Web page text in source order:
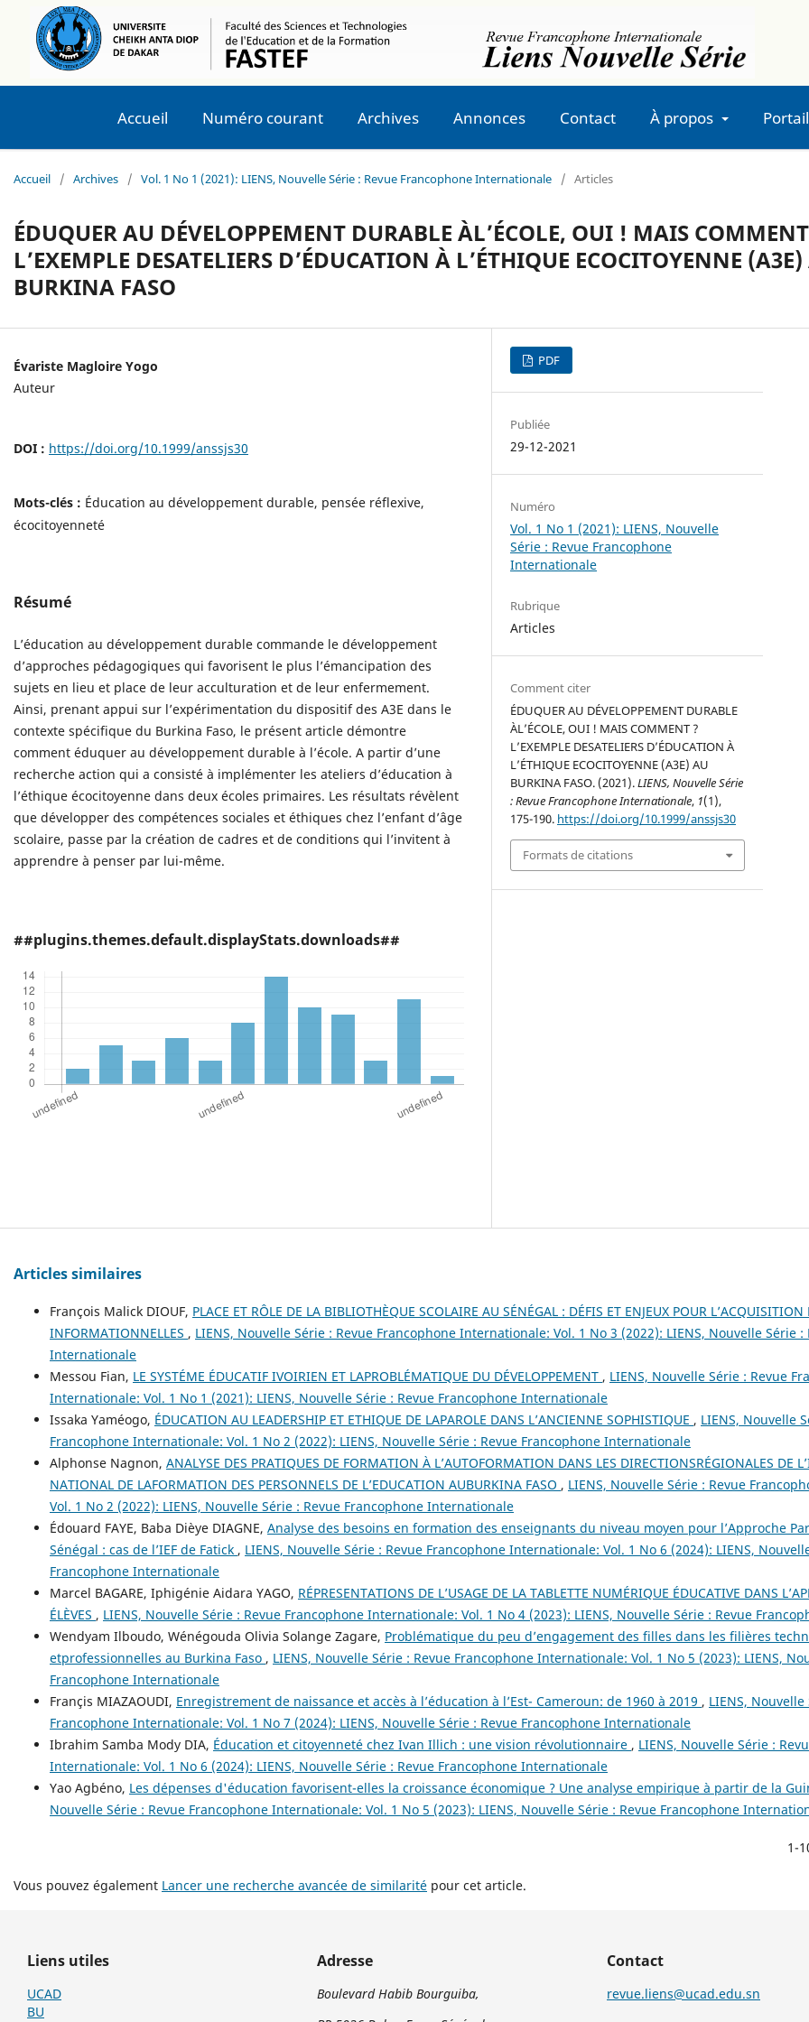
Accueil Numéro courant Archives Annonces Contact À propos
Accueil / Archives / Vol. 1 No 1 (2021): LIENS, Nouvelle Série : Revue Francophone Internationale / Articles
ÉDUQUER AU DÉVELOPPEMENT DURABLE ÀL’ÉCOLE, OUI ! MAIS
L’EXEMPLE DESATELIERS D’ÉDUCATION À L’ÉTHIQUE ECOCITOYENNE
BURKINA FASO
Évariste Magloire Yogo
Auteur
DOI : https://doi.org/10.1999/anssjs30
Mots-clés : Éducation au développement durable, pensée réflexive,
écocitoyenneté
Résumé
L’éducation au développement durable commande le développement
d’approches pédagogiques qui favorisent le plus l’émancipation des
sujets en lieu et place de leur acculturation et de leur enfermement.
Ainsi, prenant appui sur l’expérimentation du dispositif des A3E dans le
contexte spécifique du Burkina Faso, le présent article démontre
comment éduquer au développement durable à l’école. A partir d’une
recherche action qui a consisté à implémenter les ateliers d’éducation à
l’éthique écocitoyenne dans deux écoles primaires. Les résultats révèlent
que développer des compétences sociales et éthiques chez l’enfant d’âge
scolaire, passe par la création de cadres et de conditions qui l’invitent à
apprendre à penser par lui-même.
##plugins.themes.default.displayStats.downloads##
PDF
Publiée
29-12-2021
Numéro
Vol. 1 No 1 (2021): LIENS, Nouvelle
Série : Revue Francophone
Internationale
Rubrique
Articles
Comment citer
ÉDUQUER AU DÉVELOPPEMENT DURABLE
ÀL’ÉCOLE, OUI ! MAIS COMMENT ?
L’EXEMPLE DESATELIERS D’ÉDUCATION À
L’ÉTHIQUE ECOCITOYENNE (A3E) AU
BURKINA FASO. (2021).LIENS, Nouvelle Série
: Revue Francophone Internationale, 1(1),
175-190. https://doi.org/10.1999/anssjs30
Formats de citations
Articles similaires
François Malick DIOUF, PLACE ET RÔLE DE LA BIBLIOTHÈQUE SCOLAIRE AU SÉNÉGAL : DÉFIS ET ENJEUX POUR L’ACQUISITION
INFORMATIONNELLES , LIENS, Nouvelle Série : Revue Francophone Internationale: Vol. 1 No 3 (2022): LIENS, Nouvelle Série
Internationale
Messou Fian, LE SYSTÉME ÉDUCATIF IVOIRIEN ET LAPROBLÉMATIQUE DU DÉVELOPPEMENT , LIENS, Nouvelle Série : Revue
Internationale: Vol. 1 No 1 (2021): LIENS, Nouvelle Série : Revue Francophone Internationale
Issaka Yaméogo, ÉDUCATION AU LEADERSHIP ET ETHIQUE DE LAPAROLE DANS L’ANCIENNE SOPHISTIQUE , LIENS, Nouvelle
Francophone Internationale: Vol. 1 No 2 (2022): LIENS, Nouvelle Série : Revue Francophone Internationale
Alphonse Nagnon, ANALYSE DES PRATIQUES DE FORMATION À L’AUTOFORMATION DANS LES DIRECTIONSRÉGIONALES DE
NATIONAL DE LAFORMATION DES PERSONNELS DE L’EDUCATION AUBURKINA FASO , LIENS, Nouvelle Série : Revue
Vol. 1 No 2 (2022): LIENS, Nouvelle Série : Revue Francophone Internationale
Édouard FAYE, Baba Dièye DIAGNE, Analyse des besoins en formation des enseignants du niveau moyen pour l’Approche
Sénégal : cas de l’IEF de Fatick , LIENS, Nouvelle Série : Revue Francophone Internationale: Vol. 1 No 6 (2024): LIENS,
Francophone Internationale
Marcel BAGARE, Iphigénie Aidara YAGO, RÉPRESENTATIONS DE L’USAGE DE LA TABLETTE NUMÉRIQUE ÉDUCATIVE DANS
ÉLÈVES , LIENS, Nouvelle Série : Revue Francophone Internationale: Vol. 1 No 4 (2023): LIENS, Nouvelle Série : Revue
Wendyam Ilboudo, Wénégouda Olivia Solange Zagare, Problématique du peu d’engagement des filles dans les filières
etprofessionnelles au Burkina Faso , LIENS, Nouvelle Série : Revue Francophone Internationale: Vol. 1 No 5 (2023): LIENS,
Francophone Internationale
Françis MIAZAOUDI, Enregistrement de naissance et accès à l’éducation à l’Est- Cameroun: de 1960 à 2019 , LIENS,
Francophone Internationale: Vol. 1 No 7 (2024): LIENS, Nouvelle Série : Revue Francophone Internationale
Ibrahim Samba Mody DIA, Éducation et citoyenneté chez Ivan Illich : une vision révolutionnaire , LIENS, Nouvelle Série :
Internationale: Vol. 1 No 6 (2024): LIENS, Nouvelle Série : Revue Francophone Internationale
Yao Agbéno, Les dépenses d'éducation favorisent-elles la croissance économique ? Une analyse empirique à partir de la
Nouvelle Série : Revue Francophone Internationale: Vol. 1 No 5 (2023): LIENS, Nouvelle Série : Revue Francophone
1-
Vous pouvez également Lancer une recherche avancée de similarité pour cet article.
Liens utiles
UCAD
BU
Adresse
Boulevard Habib Bourguiba,
Contact
revue.liens@ucad.edu.sn